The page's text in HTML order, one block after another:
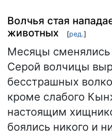
Волчья стая
животных
[ред.]
Месяцы сменялись
Серой волчицы
бесстрашных
кроме слабого
настоящим
боялись никого и